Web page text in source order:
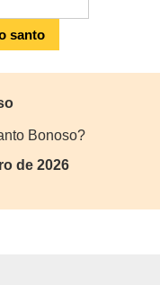
Bonoso?
de 2026